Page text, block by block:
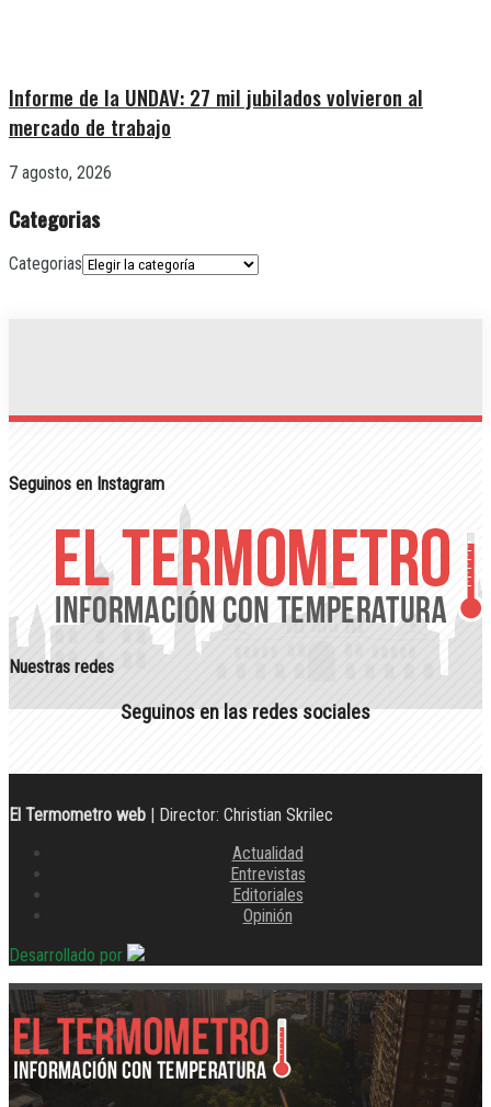
Informe de la UNDAV: 27 mil jubilados volvieron al
mercado de trabajo
7 agosto, 2026
Categorias
Categorias
Seguinos en Instagram
Nuestras redes
Seguinos en las redes sociales
El Termometro web | Director: Christian Skrilec
Actualidad
Entrevistas
Editoriales
Opinión
Desarrollado por